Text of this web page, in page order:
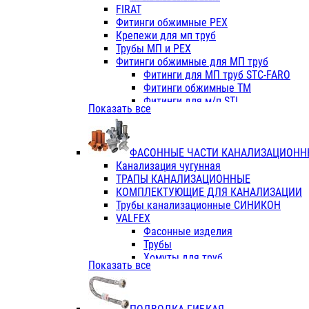
Фитинги ПП белые
Фитинги ПП белые
Фитинги ППс металл.белые
VALFEX
Трубы PE-RT
Трубы ПП водопровод белые
Трубы ПП водопровод серые
Трубы армированные
Трубы армированные
Фитинги с металл. серые
Фитинги ПП (серые)
Фитинги ПП белые
Краны
Фитинги ПП (белые)
Фитинги ПП с металлом белые
ПК КОНТУР
Краны полипропиленовые
Трубы полипропиленивые
FIRAT
Фитинги обжимные PEX
Крепежи для мп труб
Трубы МП и PEX
Фитинги обжимные для МП труб
Фитинги для МП труб STC-FARO
Фитинги обжимные ТМ
Фитинги для м/п STI
Фитинги для МП труб TITAN
TK
VALFEX
Показать все
ФАСОННЫЕ ЧАСТИ
Канализация чугунная
ТРАПЫ КАНАЛИЗАЦИОННЫЕ
КОМПЛЕКТУЮЩИЕ ДЛЯ КАНАЛИЗАЦИИ
Трубы канализационные СИНИКОН
VALFEX
Фасонные изделия
Трубы
Хомуты для труб
ПВХ (стройполимер)
Показать все